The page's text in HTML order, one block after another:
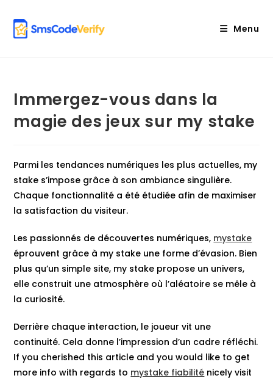
content
Menu
Immergez-vous dans la
magie des jeux sur my stake
Parmi les tendances numériques les plus actuelles, my
stake s’impose grâce à son ambiance singulière.
Chaque fonctionnalité a été étudiée afin de maximiser
la satisfaction du visiteur.
Les passionnés de découvertes numériques, mystake
éprouvent grâce à my stake une forme d’évasion. Bien
plus qu’un simple site, my stake propose un univers,
elle construit une atmosphère où l’aléatoire se mêle à
la curiosité.
Derrière chaque interaction, le joueur vit une
continuité. Cela donne l’impression d’un cadre réfléchi.
If you cherished this article and you would like to get
more info with regards to mystake fiabilité nicely visit